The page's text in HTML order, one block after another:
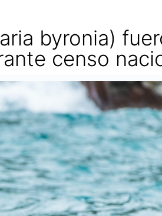
byronia)
censo